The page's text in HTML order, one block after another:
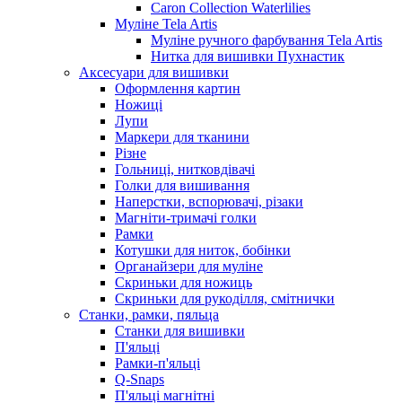
Caron Collection Waterlilies
Муліне Tela Artis
Муліне ручного фарбування Tela Artis
Нитка для вишивки Пухнастик
Аксесуари для вишивки
Оформлення картин
Ножиці
Лупи
Маркери для тканини
Різне
Гольниці, нитковдівачі
Голки для вишивання
Наперстки, вспорювачі, різаки
Магніти-тримачі голки
Рамки
Котушки для ниток, бобінки
Органайзери для муліне
Скриньки для ножиць
Скриньки для рукоділля, смітнички
Станки, рамки, пяльца
Станки для вишивки
П'яльці
Рамки-п'яльці
Q-Snaps
П'яльці магнітні